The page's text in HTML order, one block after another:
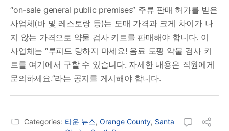
“on-sale general public premises” 주류 판매 허가를 받은
사업체(바 및 레스토랑 등)는 도매 가격과 크게 차이가 나
지 않는 가격으로 약물 검사 키트를 판매해야 합니다. 이
사업체는 “루피드 당하지 마세요! 음료 도핑 약물 검사 키
트를 여기에서 구할 수 있습니다. 자세한 내용은 직원에게
문의하세요.”라는 공지를 게시해야 합니다.
Categories: 타운 뉴스, Orange County, Santa